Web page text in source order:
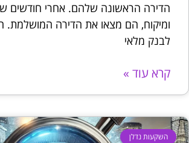
הדירה הראשונה שלהם. אחרי חודשים
ומיקוח, הם מצאו את הדירה המושלמת.
לבנק מלאי
קרא עוד »
השקעות נדלן